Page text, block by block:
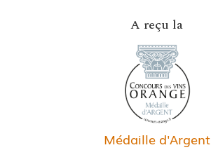
A reçu la
Médaille d'Argent